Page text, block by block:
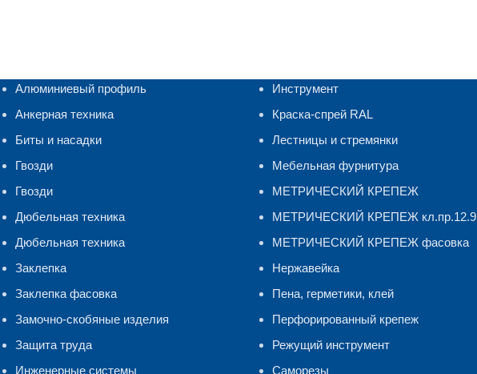
Алюминиевый профиль
Анкерная техника
Биты и насадки
Гвозди
Гвозди
Дюбельная техника
Дюбельная техника
Заклепка
Заклепка фасовка
Замочно-скобяные изделия
Защита труда
Инженерные системы
Инструмент
Краска-спрей RAL
Лестницы и стремянки
Мебельная фурнитура
МЕТРИЧЕСКИЙ КРЕПЕЖ
МЕТРИЧЕСКИЙ КРЕПЕЖ кл.пр.12.9
МЕТРИЧЕСКИЙ КРЕПЕЖ фасовка
Нержавейка
Пена, герметики, клей
Перфорированный крепеж
Режущий инструмент
Саморезы